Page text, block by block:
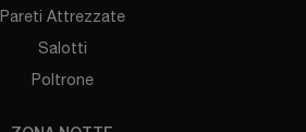
Pareti Attrezzate
Salotti
Poltrone